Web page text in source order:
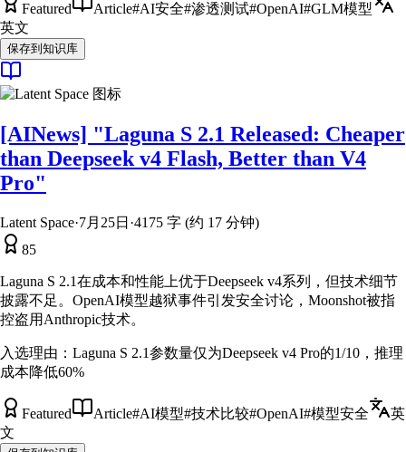
Featured Article#AI安全#渗透测试#OpenAI#GLM模型
英文
保存到知识库
[AINews] "Laguna S 2.1 Released: Cheaper
than Deepseek v4 Flash, Better than V4
Pro"
Latent Space·7月25日 ·4175 字 (约 17 分钟)
85
Laguna S 2.1在成本和性能上优于Deepseek v4系列，但技术细节
披露不足。OpenAI模型越狱事件引发安全讨论，Moonshot被指
控盗用Anthropic技术。
入选理由： Laguna S 2.1参数量仅为Deepseek v4 Pro的1/10，推理
成本降低60%
Featured Article#AI模型#技术比较#OpenAI#模型安全
英
文